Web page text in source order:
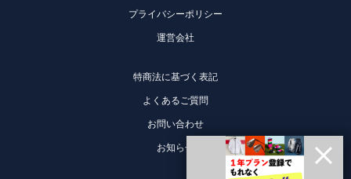
プライバシーポリシー
運営会社
特商法に基づく表記
よくあるご質問
お問い合わせ
お知らせ